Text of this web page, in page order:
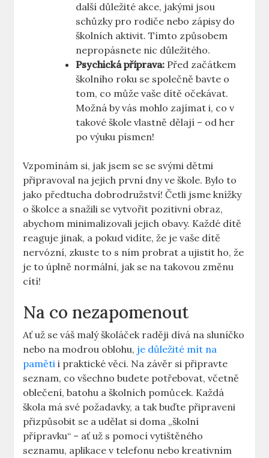
⁢další důležité akce, jakými jsou‍
schůzky pro ⁤rodiče nebo zápisy do
školních aktivit. Tímto způsobem
nepropásnete nic důležitého.
Psychická‍ příprava: Před začátkem
školního⁢ roku se společně bavte o
tom, co ​může vaše dítě očekávat.
Možná ⁣by vás mohlo zajímat i, co v
takové škole vlastně⁤ dělají – od her⁣
po ⁤výuku písmen!
Vzpomínám si, jak jsem se se svými⁣ dětmi
připravoval na jejich první ​dny ve ⁤škole. Bylo to
jako předtucha dobrodružství! Četli jsme knížky
⁢o školce ⁣a snažili se vytvořit pozitivní obraz,
abychom minimalizovali jejich obavy. Každé dítě
reaguje jinak, a pokud vidíte, že je vaše dítě
nervózní,⁤ zkuste to s ​ním probrat a ujistit ho, že
⁣je⁢ to úplně normální, jak se na takovou změnu
cítí!
Na co nezapomenout
Ať už se váš malý školáček raději dívá na sluníčko
nebo na modrou⁢ oblohu, je důležité mít na
paměti i praktické věci. Na závěr⁤ si připravte
seznam, co všechno budete⁣ potřebovat, včetně
oblečení, batohu a školních pomůcek. Každá
škola má své požadavky, a tak buďte připraveni​
přizpůsobit​ se a udělat si‌ doma ⁤„školní
přípravku“ – ať už s pomocí vytištěného
seznamu, aplikace v telefonu nebo‌ kreativním